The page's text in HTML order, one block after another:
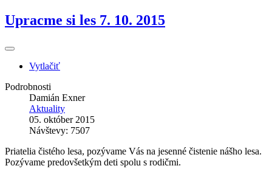
Upracme si les 7. 10. 2015
Vytlačiť
Podrobnosti
Damián Exner
Aktuality
05. október 2015
Návštevy: 7507
Priatelia čistého lesa, pozývame Vás na jesenné čistenie nášho lesa.
Pozývame predovšetkým deti spolu s rodičmi.